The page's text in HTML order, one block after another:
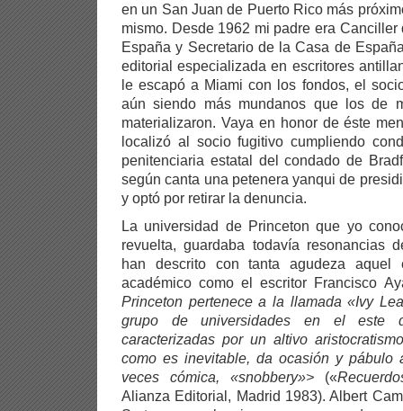
en un San Juan de Puerto Rico más
mismo. Desde 1962 mi padre era
España y Secretario de la Casa de
editorial especializada en escritores
le escapó a Miami con los fondos, el
aún siendo más mundanos que los de
materializaron. Vaya en honor de éste
localizó al socio fugitivo cumpliendo
penitenciaria estatal del condado de
según canta una petenera yanqui de
y optó por retirar la denuncia.
La universidad de Princeton que yo
revuelta, guardaba todavía resonancias
han descrito con tanta agudeza aquel
académico como el escritor Francisco
Princeton pertenece a la llamada «Ivy
grupo de universidades en el este
caracterizadas por un altivo
como es inevitable, da ocasión y pábulo
veces cómica, «snobbery»> («
Alianza Editorial, Madrid 1983). Albert